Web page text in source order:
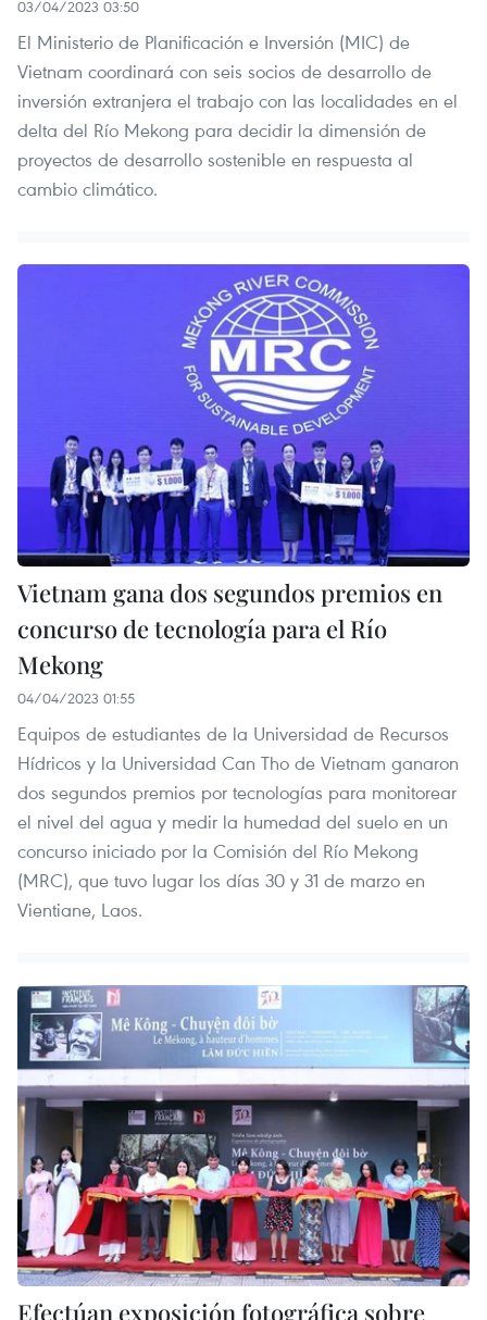
03/04/2023 03:50
El Ministerio de Planificación e Inversión (MIC) de
Vietnam coordinará con seis socios de desarrollo de
inversión extranjera el trabajo con las localidades en el
delta del Río Mekong para decidir la dimensión de
proyectos de desarrollo sostenible en respuesta al
cambio climático.
Vietnam gana dos segundos premios en
concurso de tecnología para el Río
Mekong
04/04/2023 01:55
Equipos de estudiantes de la Universidad de Recursos
Hídricos y la Universidad Can Tho de Vietnam ganaron
dos segundos premios por tecnologías para monitorear
el nivel del agua y medir la humedad del suelo en un
concurso iniciado por la Comisión del Río Mekong
(MRC), que tuvo lugar los días 30 y 31 de marzo en
Vientiane, Laos.
Efectúan exposición fotográfica sobre